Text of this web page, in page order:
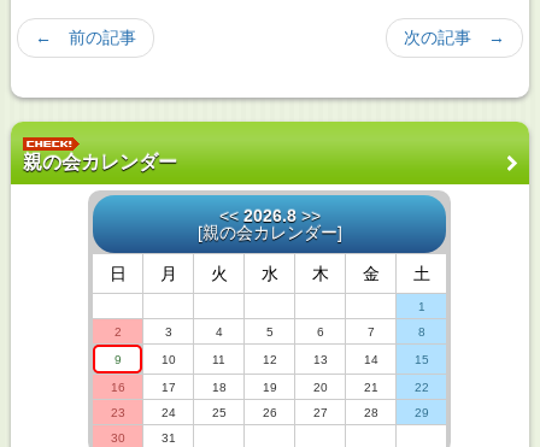
次の記事 →
← 前の記事
親の会カレンダー
<< 2026.8 >>
[親の会カレンダー]
日 月 火 水 木 金 土
1
2
3 4 5 6 7 8
9 10 11 12 13 14 15
16 17 18 19 20 21
22
23
24 25 26 27 28
29
30
31